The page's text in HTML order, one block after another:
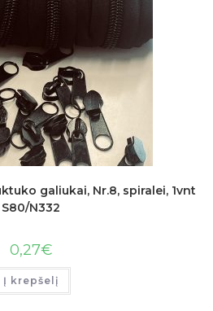
galiukai, Nr.8, spiralei, 1vnt
S80/N332
0,27€
Į krepšelį